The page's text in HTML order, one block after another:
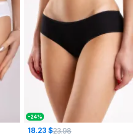
-24%
18.23 $23.98